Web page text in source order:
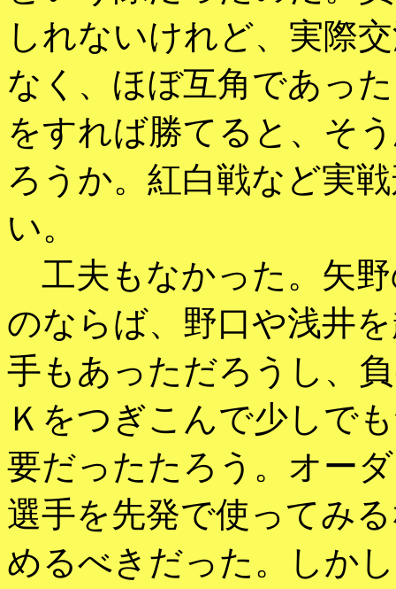
しれないけれど、実際
なく、ほぼ互角であっ
をすれば勝てると、そ
ろうか。紅白戦など実
い。
工夫もなかった。矢
のならば、野口や浅井
手もあっただろうし、
Ｋをつぎこんで少しで
要だったたろう。オー
選手を先発で使ってみ
めるべきだった。しか